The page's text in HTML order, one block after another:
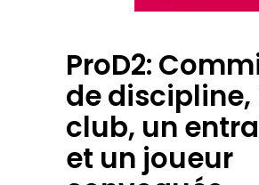
ProD2:
de discipline,
club, un
et un joueur